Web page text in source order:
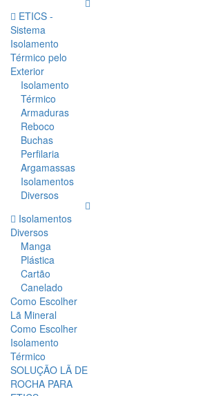
ETICS -
Sistema
Isolamento
Térmico pelo
Exterior
Isolamento
Térmico
Armaduras
Reboco
Buchas
Perfilaria
Argamassas
Isolamentos
Diversos
Isolamentos
Diversos
Manga
Plástica
Cartão
Canelado
Como Escolher
Lã Mineral
Como Escolher
Isolamento
Térmico
SOLUÇÃO LÃ DE
ROCHA PARA